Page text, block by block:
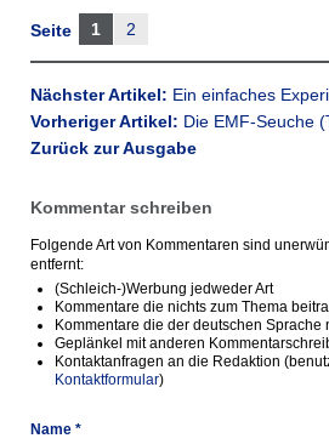
Seite 1 2
Nächster Artikel: Ein einfaches
Vorheriger Artikel: Die EMF-Seuche
Zurück zur Ausgabe
Kommentar schreiben
Folgende Art von Kommentaren sind
entfernt:
(Schleich-)Werbung jedweder Art
Kommentare die nichts zum Thema
Kommentare die der deutschen Sprache
Geplänkel mit anderen
Kontaktanfragen an die Redaktion
Kontaktformular)
Name *